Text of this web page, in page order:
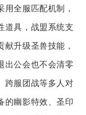
全服匹配机制，
道具，战盟系统支
升级圣兽技能，
出公会也不会清零
跨服团战等多人对
的幽影特效、圣印